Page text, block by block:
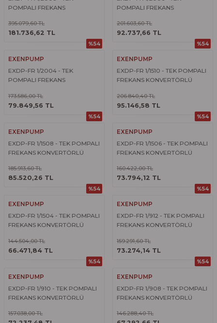
POMPALI FREKANS
395.079,60 TL
181.736,62 TL
ÜRÜNÜ İNCELE
POMPALI FREKANS
201.603,60 TL
92.737,66 TL
ÜRÜNÜ İNCELE
%54
EXENPUMP
EXDP-FR 1/2004 - TEK
POMPALI FREKANS
173.586,00 TL
79.849,56 TL
ÜRÜNÜ İNCELE
%54
EXENPUMP
EXDP-FR 1/1510 - TEK POMPALI
FREKANS KONVERTÖRLÜ
206.840,40 TL
95.146,58 TL
ÜRÜNÜ İNCELE
%54
EXENPUMP
EXDP-FR 1/1508 - TEK POMPALI
FREKANS KONVERTÖRLÜ
185.913,60 TL
85.520,26 TL
ÜRÜNÜ İNCELE
%54
EXENPUMP
EXDP-FR 1/1506 - TEK POMPALI
FREKANS KONVERTÖRLÜ
160.422,00 TL
73.794,12 TL
ÜRÜNÜ İNCELE
%54
EXENPUMP
EXDP-FR 1/1504 - TEK POMPALI
FREKANS KONVERTÖRLÜ
144.504,00 TL
66.471,84 TL
ÜRÜNÜ İNCELE
%54
EXENPUMP
EXDP-FR 1/912 - TEK POMPALI
FREKANS KONVERTÖRLÜ
159.291,60 TL
73.274,14 TL
ÜRÜNÜ İNCELE
%54
EXENPUMP
EXDP-FR 1/910 - TEK POMPALI
FREKANS KONVERTÖRLÜ
157.038,00 TLÜRÜNÜ İNCELE
%54
EXENPUMP
EXDP-FR 1/908 - TEK POMPALI
FREKANS KONVERTÖRLÜ
146.288,40 TLÜRÜNÜ İNCELE